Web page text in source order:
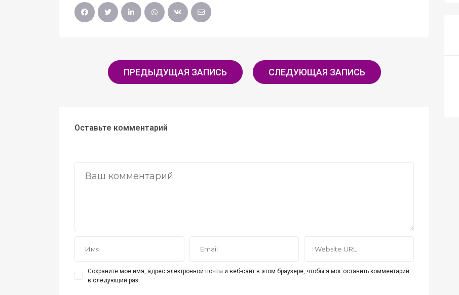
ПРЕДЫДУЩАЯ ЗАПИСЬ СЛЕДУЮЩАЯ ЗАПИСЬ
Оставьте комментарий
Сохраните мое имя, адрес электронной почты и веб-сайт в этом браузере, чтобы я мог оставить комментарий
в следующий раз.